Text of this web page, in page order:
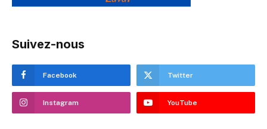
Suivez-nous
Facebook Twitter
Instagram YouTube